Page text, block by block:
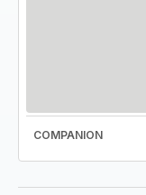
COMPANION